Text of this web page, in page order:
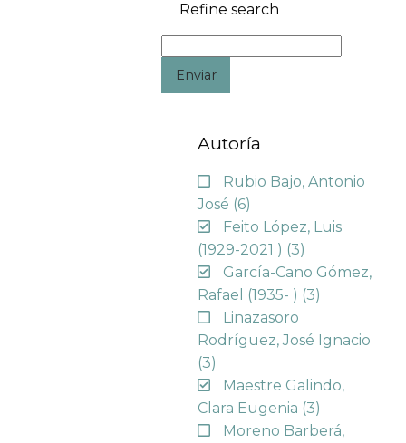
Refine search
Enviar
Autoría
Rubio Bajo, Antonio
José (6)
Feito López, Luis
(1929-2021 ) (3)
García-Cano Gómez,
Rafael (1935- ) (3)
Linazasoro
Rodríguez, José Ignacio
(3)
Maestre Galindo,
Clara Eugenia (3)
Moreno Barberá,